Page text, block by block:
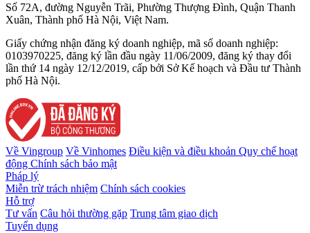
Số 72A, đường Nguyễn Trãi, Phường Thượng Đình, Quận Thanh
Xuân, Thành phố Hà Nội, Việt Nam.
Giấy chứng nhận đăng ký doanh nghiệp, mã số doanh nghiệp:
0103970225, đăng ký lần đầu ngày 11/06/2009, đăng ký thay đổi
lần thứ 14 ngày 12/12/2019, cấp bởi Sở Kế hoạch và Đầu tư Thành
phố Hà Nội.
Về Vingroup Về Vinhomes Điều kiện và điều khoản Quy chế hoạt
động Chính sách bảo mật
Pháp lý
Miễn trừ trách nhiệm Chính sách cookies
Hỗ trợ
Tư vấn Câu hỏi thường gặp Trung tâm giao dịch
Tuyển dụng